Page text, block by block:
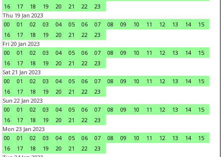
16
17 18 19 20 21 22
23
Thu 19 Jan 2023
00
01 02 03 04 05 06 07 08 09 10 11 12 13 14
15
16
17 18 19 20 21 22
23
Fri 20 Jan 2023
00
01 02 03 04 05 06 07 08 09 10 11 12 13 14
15
16
17 18 19 20 21 22
23
Sat 21 Jan 2023
00
01 02 03 04 05 06 07 08 09 10 11 12 13 14
15
16
17 18 19 20 21 22
23
Sun 22 Jan 2023
00
01 02 03 04 05 06 07 08 09 10 11 12 13 14
15
16
17 18 19 20 21 22
23
Mon 23 Jan 2023
00
01 02 03 04 05 06 07 08 09 10 11 12 13 14
15
16
17 18 19 20 21 22
23